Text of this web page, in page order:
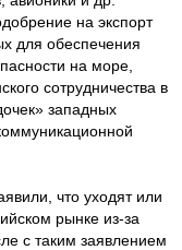
на экспорт
для обеспечения
на море,
сотрудничества в
западных
что уходят или
рынке из-за
с таким заявлением